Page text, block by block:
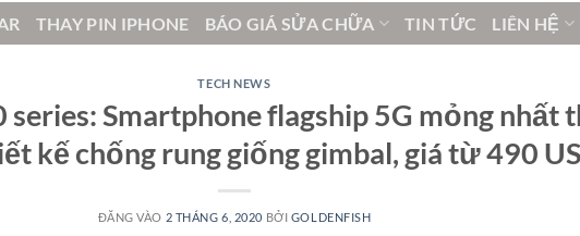
THAY PIN IPHONE BÁO GIÁ SỬA CHỮA TIN TỨC LIÊN HỆ
TECH NEWS
Smartphone flagship 5G mỏng nhất
kế chống rung giống gimbal, giá từ 490
ĐĂNG VÀO 2 THÁNG 6, 2020 BỞI GOLDENFISH